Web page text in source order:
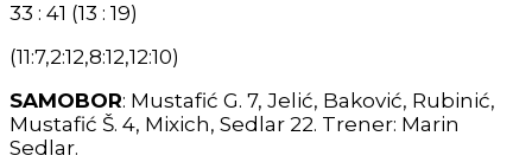
33 : 41 (13 : 19)
(11:7,2:12,8:12,12:10)
SAMOBOR: Mustafić G. 7, Jelić, Baković, Rubinić,
Mustafić Š. 4, Mixich, Sedlar 22. Trener: Marin
Sedlar.